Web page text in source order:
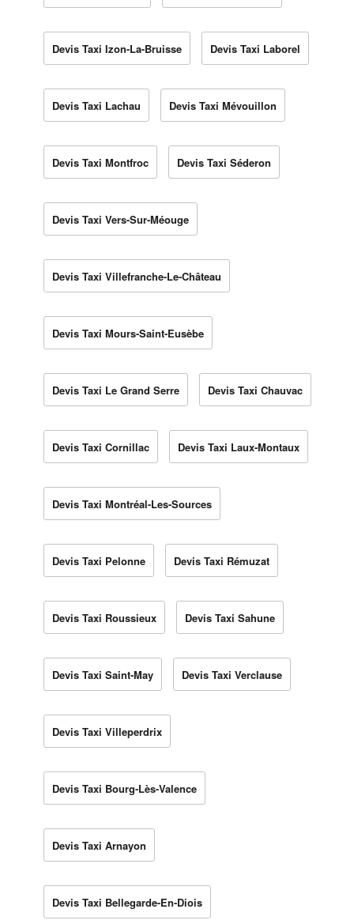
Devis Taxi Izon-La-Bruisse Devis Taxi Laborel
Devis Taxi Lachau Devis Taxi Mévouillon
Devis Taxi Montfroc Devis Taxi Séderon
Devis Taxi Vers-Sur-Méouge
Devis Taxi Villefranche-Le-Château
Devis Taxi Mours-Saint-Eusèbe
Devis Taxi Le Grand Serre Devis Taxi Chauvac
Devis Taxi Cornillac Devis Taxi Laux-Montaux
Devis Taxi Montréal-Les-Sources
Devis Taxi Pelonne Devis Taxi Rémuzat
Devis Taxi Roussieux Devis Taxi Sahune
Devis Taxi Saint-May Devis Taxi Verclause
Devis Taxi Villeperdrix
Devis Taxi Bourg-Lès-Valence
Devis Taxi Arnayon
Devis Taxi Bellegarde-En-Diois